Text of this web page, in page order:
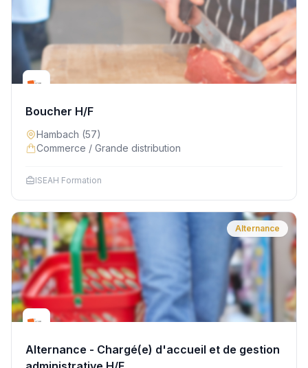
Boucher H/F
Hambach (57)
Commerce / Grande distribution
ISEAH Formation
Alternance
Alternance - Chargé(e) d'accueil et de gestion